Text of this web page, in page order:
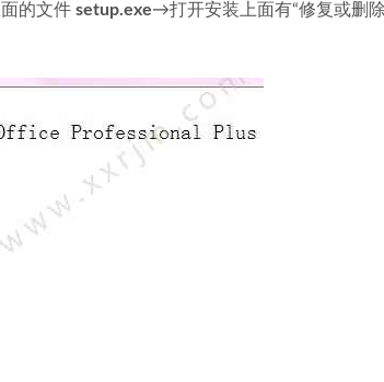
的文件 setup.exe→打开安装上面有“修复或删